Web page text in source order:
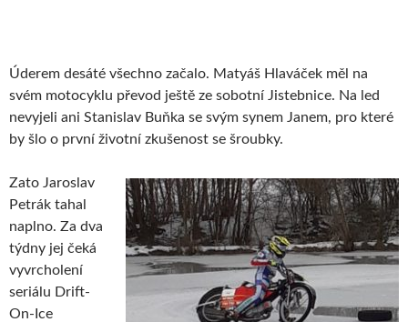
Úderem desáté všechno začalo. Matyáš Hlaváček měl na
svém motocyklu převod ještě ze sobotní Jistebnice. Na led
nevyjeli ani Stanislav Buňka se svým synem Janem, pro které
by šlo o první životní zkušenost se šroubky.
Zato Jaroslav
Petrák tahal
naplno. Za dva
týdny jej čeká
vyvrcholení
seriálu Drift-
On-Ice